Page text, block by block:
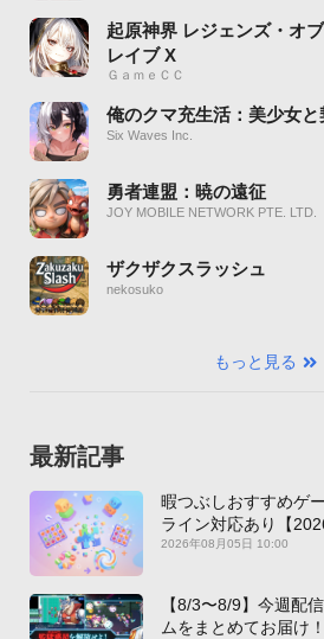
起原神界 レジェンズ・オ
レイブ X
ＧａｍｅＣＣ
俺のクマ充生活：美少女
Six Waves Inc.
勇者連盟：暁の遠征
JOY MOBILE NETWORK PTE. LTD.
ザクザクスラッシュ
nekosuko
もっと見る
最新記事
暇つぶしおすすめゲ
ライン対応あり【
2026年08月05日 10:00
【8/3〜8/9】今週配
ムをまとめてお届け